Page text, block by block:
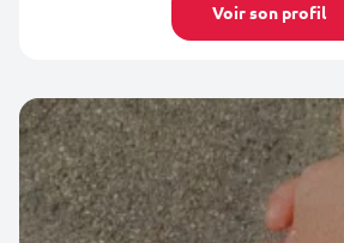
Voir son profil